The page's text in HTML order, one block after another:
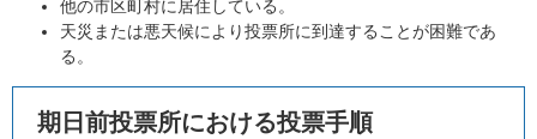
他の市区町村に居住している。
天災または悪天候により投票所に到達することが困難であ
る。
期日前投票所における投票手順